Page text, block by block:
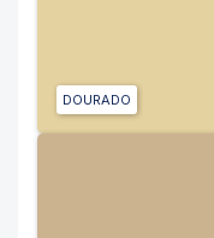
DOURADO